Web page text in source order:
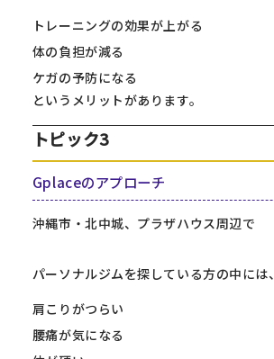
トレーニングの効果が上がる
体の負担が減る
ケガの予防になる
というメリットがあります。
トピック3
Gplaceのアプローチ
沖縄市・北中城、プラザハウス周辺で
パーソナルジムを探している方の中には、
肩こりがつらい
腰痛が気になる